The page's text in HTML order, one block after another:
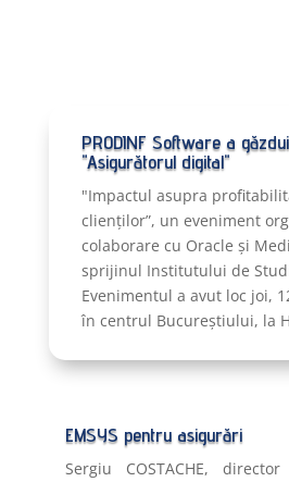
PRODINF Software a
"Asigurătorul digital"
"Impactul asupra
clienților”, un eveniment
colaborare cu Oracle și
sprijinul Institutului de
Evenimentul a avut loc joi,
în centrul Bucureștiului, la
EMSYS pentru asigurări
Sergiu COSTACHE,